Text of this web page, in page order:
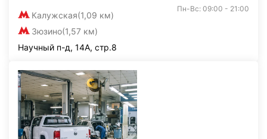
Калужская(1,09 км)
Зюзино(1,57 км)
Пн-Вс: 09:00 - 21:00
Научный п-д, 14А, стр.8